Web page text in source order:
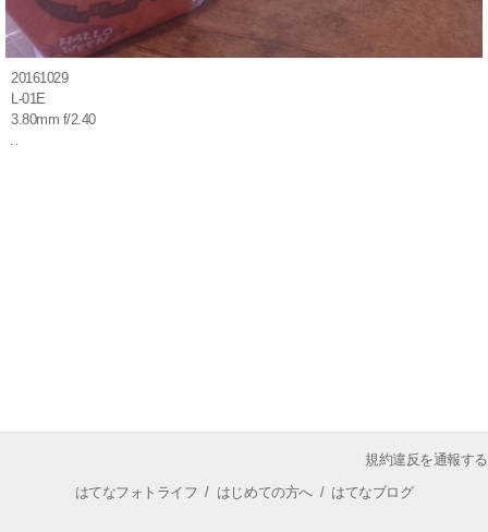
20161029
L-01E
3.80mm f/2.40
規約違反を通報する
はてなフォトライフ / はじめての方へ/ はてなブログ